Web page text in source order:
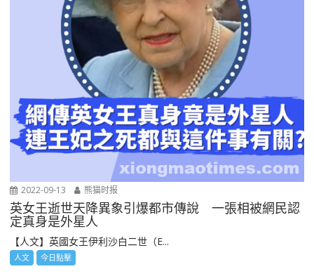
2022-09-13 熊猫时报
英女王逝世天降異象引爆都市傳說 一張相被網民認
定真身是外星人
【人文】英國女王伊利沙白二世（E...
人文 今日點擊